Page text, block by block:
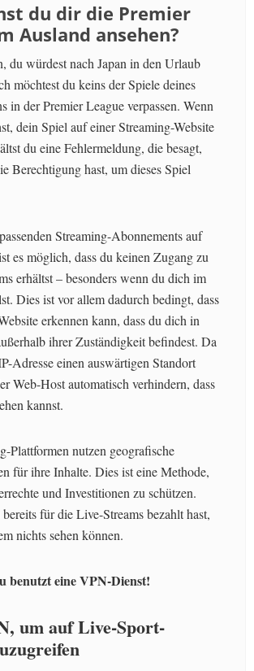
du dir die Premier
Ausland ansehen?
du würdest nach Japan in den Urlaub
möchtest du keins der Spiele deines
in der Premier League verpassen. Wenn
dein Spiel auf einer Streaming-Website
du eine Fehlermeldung, die besagt,
Berechtigung hast, um dieses Spiel
Streaming-Abonnements auf
es möglich, dass du keinen Zugang zu
erhältst – besonders wenn du dich im
Dies ist vor allem dadurch bedingt, dass
erkennen kann, dass du dich in
ihrer Zuständigkeit befindest. Da
Adresse einen auswärtigen Standort
Web-Host automatisch verhindern, dass
kannst.
Plattformen nutzen geografische
für ihre Inhalte. Dies ist eine Methode,
und Investitionen zu schützen.
für die Live-Streams bezahlt hast,
nichts sehen können.
benutzt eine VPN-Dienst!
um auf Live-Sport-